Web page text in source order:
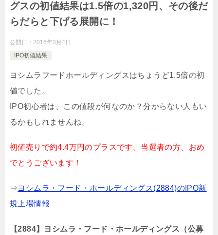
グスの初値結果は1.5倍の1,320円、その後だ
らだらと下げる展開に！
公開日： 2016年3月4日
IPO初値結果
ヨシムラフードホールディングスはちょうど1.5倍の初
値でした。
IPO初心者は、この値段が何なのか？分からない人もい
るかもしれませんね。
初値売りで約4.4万円のプラスです。当選者の方、おめ
でとうございます！
⇒ヨシムラ・フード・ホールディングス(2884)のIPO新
規上場情報
【2884】ヨシムラ・フード・ホールディングス（公募